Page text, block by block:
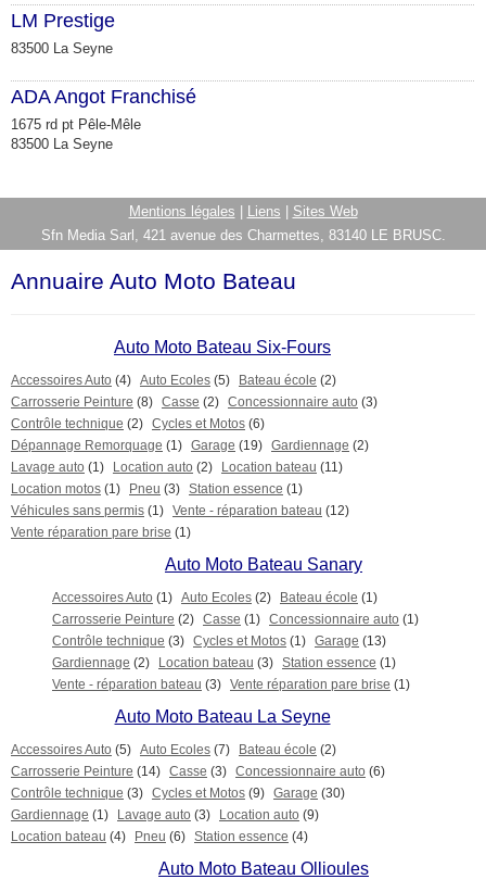
LM Prestige
83500 La Seyne
ADA Angot Franchisé
1675 rd pt Pêle-Mêle
83500 La Seyne
Mentions légales Liens
Sites Web
Sfn Media Sarl, 421 avenue des Charmettes, 83140 LE BRUSC.
Annuaire Auto Moto Bateau
Auto Moto Bateau Six-Fours
Accessoires Auto (4) Auto Ecoles (5) Bateau école (2)
Carrosserie Peinture (8) Casse (2) Concessionnaire auto (3)
Contrôle technique (2) Cycles et Motos (6)
Dépannage Remorquage (1) Garage (19) Gardiennage (2)
Lavage auto (1) Location auto (2) Location bateau (11)
Location motos (1) Pneu (3) Station essence (1)
Véhicules sans permis (1) Vente - réparation bateau (12)
Vente réparation pare brise (1)
Auto Moto Bateau Sanary
Accessoires Auto (1) Auto Ecoles (2) Bateau école (1)
Carrosserie Peinture (2) Casse (1) Concessionnaire auto (1)
Contrôle technique (3) Cycles et Motos (1) Garage (13)
Gardiennage (2) Location bateau (3) Station essence (1)
Vente - réparation bateau (3) Vente réparation pare brise (1)
Auto Moto Bateau La Seyne
Accessoires Auto (5) Auto Ecoles (7) Bateau école (2)
Carrosserie Peinture (14) Casse (3) Concessionnaire auto (6)
Contrôle technique (3) Cycles et Motos (9) Garage (30)
Gardiennage (1) Lavage auto (3) Location auto (9)
Location bateau (4) Pneu (6) Station essence (4)
Auto Moto Bateau Ollioules